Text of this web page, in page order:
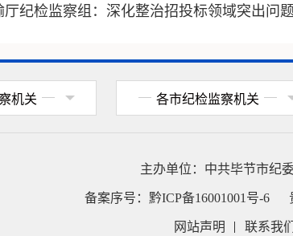
纪检监察组：深化整治招投标领域突出问
机关 各市纪检监察机关
主办单位： 中共毕节市纪
备案序号： 黔ICP备16001001号-6
网站声明 联系我们